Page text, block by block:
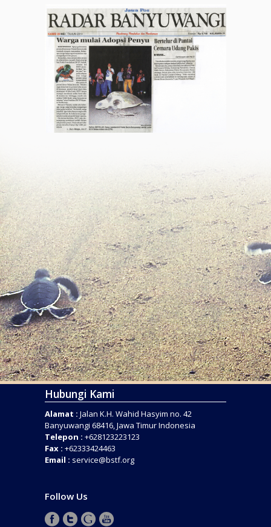
Hubungi Kami
Alamat : Jalan K.H. Wahid Hasyim no. 42
Banyuwangi 68416, Jawa Timur Indonesia
Telepon : +628123223123
Fax : +62333424463
Email : service@bstf.org
Follow Us